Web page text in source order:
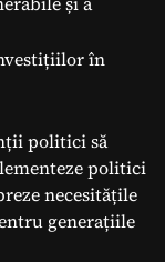
în
politici să
politici
necesitățile
generațiile